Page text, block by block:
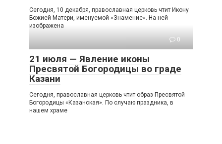
Сегодня, 10 декабря, православная церковь чтит Икону
Божией Матери, именуемой «Знамение». На ней
изображена
0
21 июля — Явление иконы
Пресвятой Богородицы во граде
Казани
Сегодня, православная церковь чтит образ Пресвятой
Богородицы «Казанская». По случаю праздника, в
нашем храме